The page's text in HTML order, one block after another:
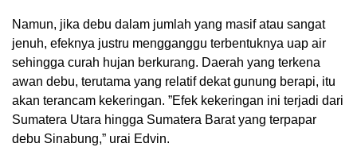
Namun, jika debu dalam jumlah yang masif atau sangat
jenuh, efeknya justru mengganggu terbentuknya uap air
sehingga curah hujan berkurang. Daerah yang terkena
awan debu, terutama yang relatif dekat gunung berapi, itu
akan terancam kekeringan. ”Efek kekeringan ini terjadi dari
Sumatera Utara hingga Sumatera Barat yang terpapar
debu Sinabung,” urai Edvin.